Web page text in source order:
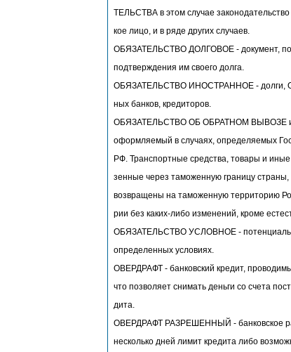
ТЕЛЬСТВА в этом случае
кое лицо, и в ряде других случаев.
ОБЯЗАТЕЛЬСТВО ДОЛГОВОЕ - документ,
подтверждения им своего долга.
ОБЯЗАТЕЛЬСТВО ИНОСТРАННОЕ - долги,
ных банков, кредиторов.
ОБЯЗАТЕЛЬСТВО ОБ ОБРАТНОМ ВЫВОЗЕ
оформляемый в случаях, определяемых
РФ. Транспортные средства, товары и
зенные через таможенную границу
возвращены на таможенную территорию
рии без каких-либо изменений, кроме
ОБЯЗАТЕЛЬСТВО УСЛОВНОЕ -
определенных условиях.
ОВЕРДРАФТ - банковский кредит,
что позволяет снимать деньги со счета
дита.
ОВЕРДРАФТ РАЗРЕШЕННЫЙ - банковское
несколько дней лимит кредита либо